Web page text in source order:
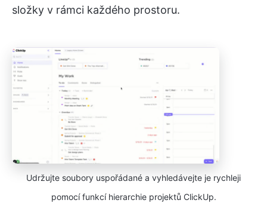
složky v rámci každého prostoru.
Udržujte soubory uspořádané a vyhledávejte je rychleji
pomocí funkcí hierarchie projektů ClickUp.